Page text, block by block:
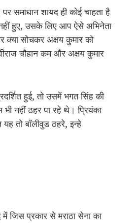
समाधान शायद ही कोई चाहता है
नहीं हुए, उसके लिए आप ऐसे अभिनेता
सोचकर अक्षय कुमार को
चौहान कम और अक्षय कुमार
हुई, तो उसमें भगत सिंह की
नहीं ठहर पा रहे थे। प्रियंका
तो बॉलीवुड ठहरे, इन्हे
में जिस प्रकार से मराठा सेना का